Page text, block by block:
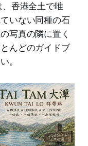
香港全土で唯
いない同種の石
写真の隣に置く
んどのガイドブ
。